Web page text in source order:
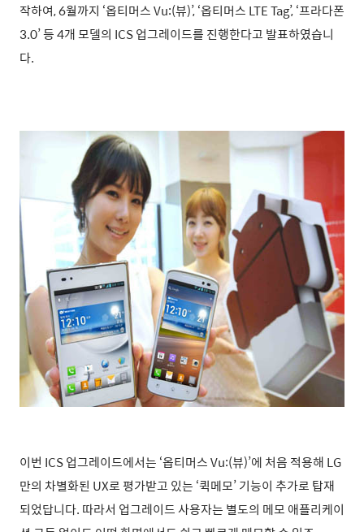
작하여, 6월까지 ‘옵티머스 Vu:(뷰)’, ‘옵티머스 LTE Tag’, ‘프라다폰
3.0’ 등 4개 모델의 ICS 업그레이드를 진행한다고 발표하였습니
다.
이번 ICS 업그레이드에서는 ‘옵티머스 Vu:(뷰)’에 처음 적용해 LG
만의 차별화된 UX로 평가받고 있는 ‘퀵메모’ 기능이 추가로 탑재
되었답니다. 따라서 업그레이드 사용자는 별도의 메모 애플리케이